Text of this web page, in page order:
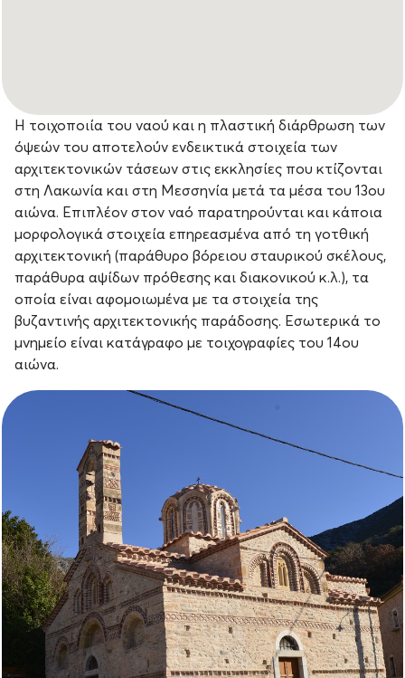
Η τοιχοποιία του ναού και η πλαστική διάρθρωση των
όψεών του αποτελούν ενδεικτικά στοιχεία των
αρχιτεκτονικών τάσεων στις εκκλησίες που κτίζονται
στη Λακωνία και στη Μεσσηνία μετά τα μέσα του 13ου
αιώνα. Επιπλέον στον ναό παρατηρούνται και κάποια
μορφολογικά στοιχεία επηρεασμένα από τη γοτθική
αρχιτεκτονική (παράθυρο βόρειου σταυρικού σκέλους,
παράθυρα αψίδων πρόθεσης και διακονικού κ.λ.), τα
οποία είναι αφομοιωμένα με τα στοιχεία της
βυζαντινής αρχιτεκτονικής παράδοσης. Εσωτερικά το
μνημείο είναι κατάγραφο με τοιχογραφίες του 14ου
αιώνα.